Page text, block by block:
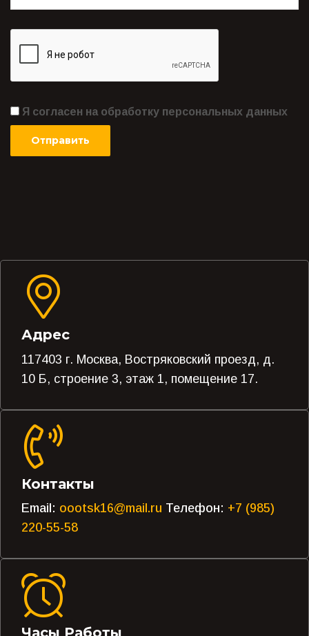
Я согласен на обработку персональных данных
Адрес
117403 г. Москва, Востряковский проезд, д.
10 Б, строение 3, этаж 1, помещение 17.
Контакты
Email: oootsk16@mail.ru Телефон: +7 (985)
220-55-58
Часы Работы